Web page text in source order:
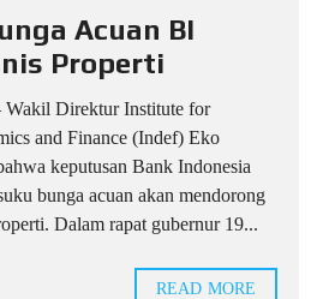
Acuan BI
Properti
Wakil Direktur Institute for
and Finance (Indef) Eko
keputusan Bank Indonesia
bunga acuan akan mendorong
Dalam rapat gubernur 19...
READ MORE